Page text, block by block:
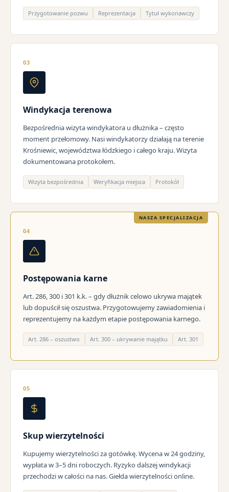
Przygotowanie pozwu Reprezentacja Tytuł wykonawczy
03
Windykacja terenowa
Bezpośrednia wizyta windykatora u dłużnika – często
moment przełomowy. Nasi windykatorzy działają na terenie
Krośniewic, województwa łódzkiego i całego kraju. Wizyta
dokumentowana protokołem.
Wizyta bezpośrednia Weryfikacja miejsca Protokół
NASZA SPECJALIZACJA
04
Postępowania karne
Art. 286, 300 i 301 k.k. – gdy dłużnik celowo ukrywa majątek
lub dopuścił się oszustwa. Przygotowujemy zawiadomienia i
reprezentujemy na każdym etapie postępowania karnego.
Art. 286 – oszustwo Art. 300 – ukrywanie majątku Art. 301
05
Skup wierzytelności
Kupujemy wierzytelności za gotówkę. Wycena w 24 godziny,
wypłata w 3–5 dni roboczych. Ryzyko dalszej windykacji
przechodzi w całości na nas. Giełda wierzytelności online.